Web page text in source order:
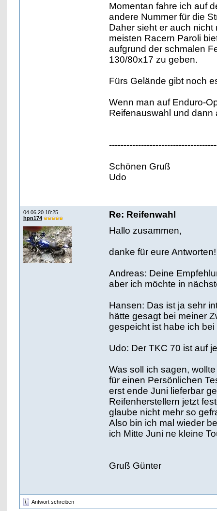
Momentan fahre ich auf
andere Nummer für die
Daher sieht er auch
meisten Racern Paroli
aufgrund der schmalen
130/80x17 zu geben.
Fürs Gelände gibt noch
Wenn man auf Enduro-
Reifenauswahl und dann
Schönen Gruß
Udo
04.06.20 18:25
hpn174
Re: Reifenwahl
Hallo zusammen,
danke für eure Antworten!
Andreas: Deine
aber ich möchte in
Hansen: Das ist ja sehr
hätte gesagt bei meiner
gespeicht ist habe ich
Udo: Der TKC 70 ist auf
Was soll ich sagen,
für einen Persönlichen
erst ende Juni lieferbar
Reifenherstellern jetzt
glaube nicht mehr so
Also bin ich mal wieder
ich Mitte Juni ne kleine
Gruß Günter
Antwort schreiben